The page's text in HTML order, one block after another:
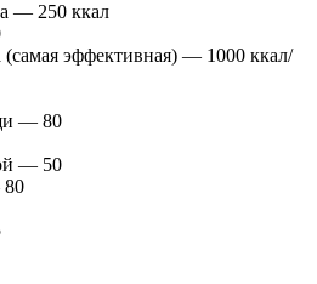
— 250 ккал
(самая эффективная) — 1000 ккал/
— 80
— 50